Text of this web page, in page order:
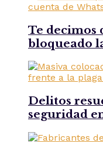
Te decimos
bloqueado
Delitos
seguridad